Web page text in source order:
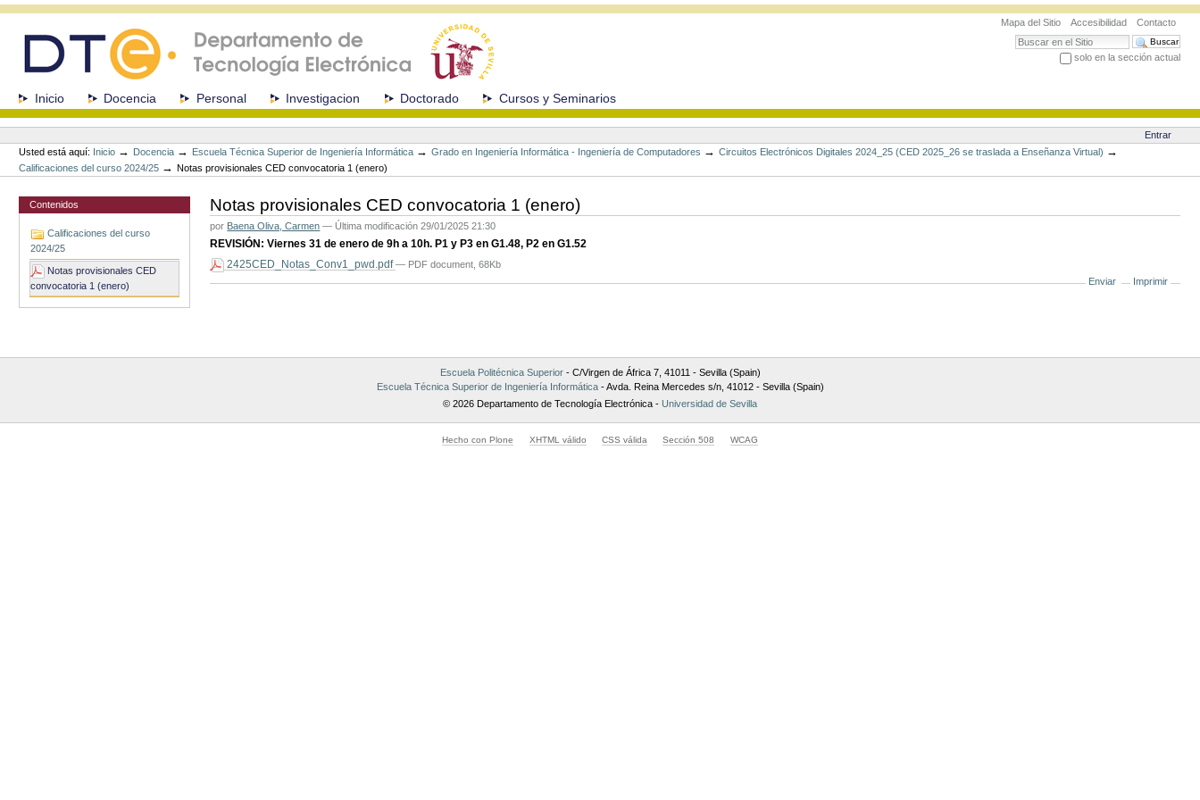
navegación
Mapa del Sitio Accesibilidad
Contacto
Buscar
solo en la sección actual
SeccionesInicio Docencia Personal Investigacion Doctorado Cursos y Seminarios
Herramientas
Personales
Entrar
Usted está aquí: Inicio → Docencia → Escuela Técnica Superior de Ingeniería Informática →Grado en Ingeniería Informática - Ingeniería de Computadores →Circuitos Electrónicos Digitales 2024_25 (CED 2025_26 se traslada a Enseñanza Virtual) →
Calificaciones del curso 2024/25 →Notas provisionales CED convocatoria 1 (enero)
Contenidos
Calificaciones del curso
2024/25
Notas provisionales CED
convocatoria 1 (enero)
Notas provisionales CED convocatoria 1 (enero)
por Baena Oliva, Carmen — Última modificación 29/01/2025 21:30
REVISIÓN: Viernes 31 de enero de 9h a 10h. P1 y P3 en G1.48, P2 en G1.52
2425CED_Notas_Conv1_pwd.pdf— PDF document, 68Kb
Enviar Imprimir
Escuela Politécnica Superior- C/Virgen de África 7, 41011 - Sevilla (Spain)
Escuela Técnica Superior de Ingeniería Informática- Avda. Reina Mercedes s/n, 41012 - Sevilla (Spain)
© 2026 Departamento de Tecnología Electrónica - Universidad de Sevilla
Hecho con Plone XHTML válido CSS válida Sección 508 WCAG